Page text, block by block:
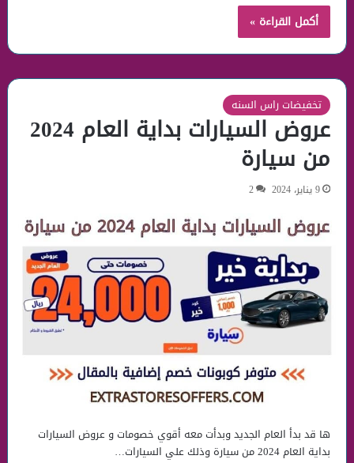
أكمل القراءة »
تخفيضات راس السنه
عروض السيارات بداية العام 2024
من سيارة
9 يناير، 2024 2
ها قد بدأ العام الجديد وبدأت معه أقوي خصومات و عروض السيارات
بداية العام 2024 من سيارة وذلك علي السيارات…